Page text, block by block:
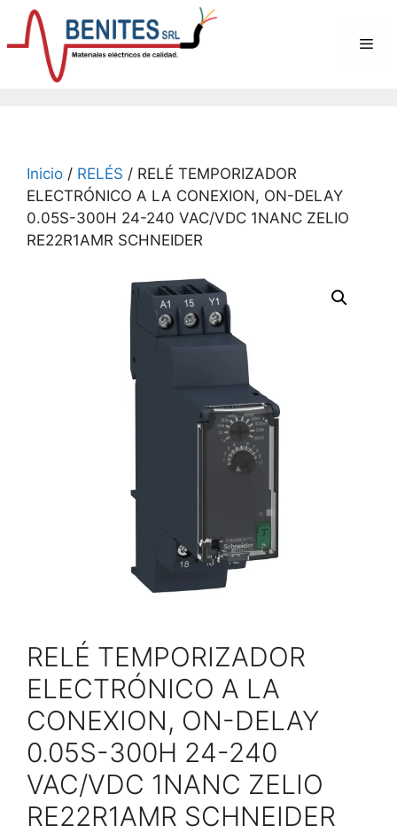
Saltar
contenido
Inicio / RELÉS / RELÉ TEMPORIZADOR
ELECTRÓNICO A LA CONEXION, ON-DELAY
0.05S-300H 24-240 VAC/VDC 1NANC ZELIO
RE22R1AMR SCHNEIDER
RELÉ TEMPORIZADOR
ELECTRÓNICO A LA
CONEXION, ON-DELAY
0.05S-300H 24-240
VAC/VDC 1NANC ZELIO
RE22R1AMR SCHNEIDER